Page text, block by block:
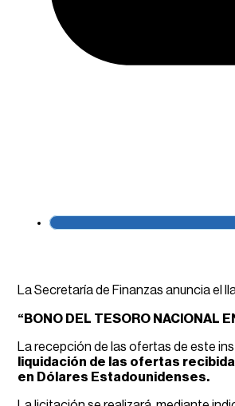
La Secretaría de Finanzas anuncia el
“BONO DEL TESORO NACIONAL
La recepción de las ofertas de este
liquidación de las ofertas
en Dólares Estadounidenses.